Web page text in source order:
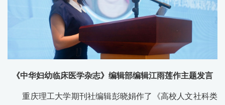
《中华妇幼临床医学杂志》编辑部编辑江雨莲作主题发言
重庆理工大学期刊社编辑彭晓娟作了《高校人文社科类